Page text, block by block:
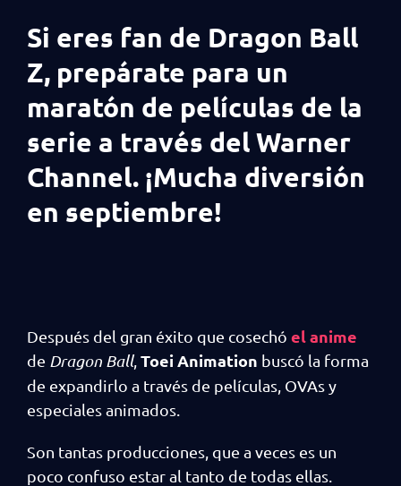
Si eres fan de Dragon Ball
Z, prepárate para un
maratón de películas de la
serie a través del Warner
Channel. ¡Mucha diversión
en septiembre!
Después del gran éxito que cosechó el anime
de Dragon Ball, Toei Animation buscó la forma
de expandirlo a través de películas, OVAs y
especiales animados.
Son tantas producciones, que a veces es un
poco confuso estar al tanto de todas ellas.